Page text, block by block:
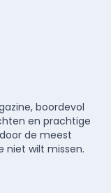
boordevol
en prachtige
de meest
niet wilt missen.